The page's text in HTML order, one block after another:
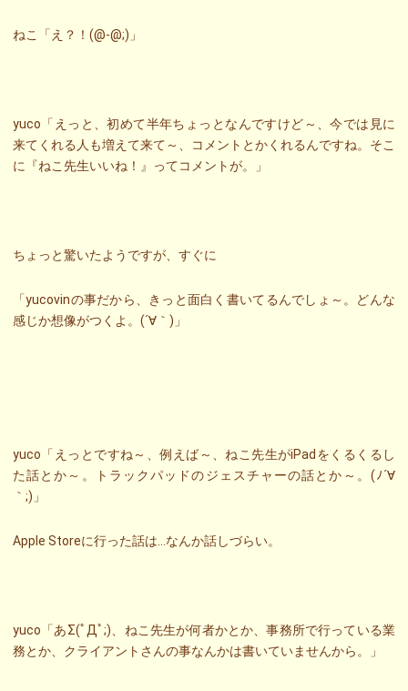
ねこ「え？！(@-@;)」
yuco「えっと、初めて半年ちょっとなんですけど～、今では見に
来てくれる人も増えて来て～、コメントとかくれるんですね。そこ
に『ねこ先生いいね！』ってコメントが。」
ちょっと驚いたようですが、すぐに
「yucovinの事だから、きっと面白く書いてるんでしょ～。どんな
感じか想像がつくよ。(´∀｀)」
yuco「えっとですね～、例えば～、ねこ先生がiPadをくるくるし
た話とか～。トラックパッドのジェスチャーの話とか～。(ﾉ´∀
｀;)」
Apple Storeに行った話は…なんか話しづらい。
yuco「あΣ(ﾟДﾟ;)、ねこ先生が何者かとか、事務所で行っている業
務とか、クライアントさんの事なんかは書いていませんから。」